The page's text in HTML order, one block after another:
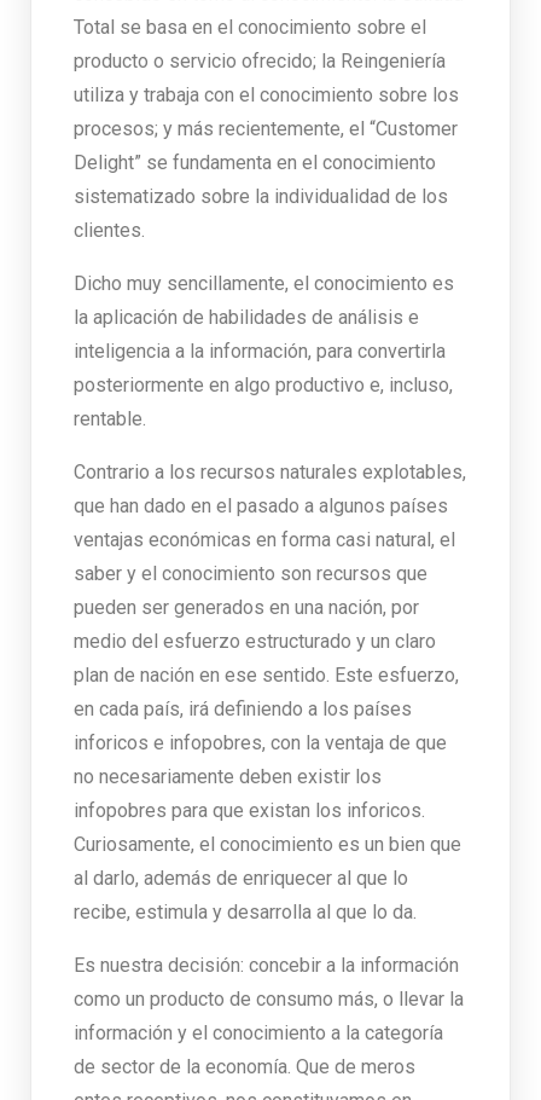
Total se basa en el conocimiento sobre el
producto o servicio ofrecido; la Reingeniería
utiliza y trabaja con el conocimiento sobre los
procesos; y más recientemente, el “Customer
Delight” se fundamenta en el conocimiento
sistematizado sobre la individualidad de los
clientes.
Dicho muy sencillamente, el conocimiento es
la aplicación de habilidades de análisis e
inteligencia a la información, para convertirla
posteriormente en algo productivo e, incluso,
rentable.
Contrario a los recursos naturales explotables,
que han dado en el pasado a algunos países
ventajas económicas en forma casi natural, el
saber y el conocimiento son recursos que
pueden ser generados en una nación, por
medio del esfuerzo estructurado y un claro
plan de nación en ese sentido. Este esfuerzo,
en cada país, irá definiendo a los países
inforicos e infopobres, con la ventaja de que
no necesariamente deben existir los
infopobres para que existan los inforicos.
Curiosamente, el conocimiento es un bien que
al darlo, además de enriquecer al que lo
recibe, estimula y desarrolla al que lo da.
Es nuestra decisión: concebir a la información
como un producto de consumo más, o llevar la
información y el conocimiento a la categoría
de sector de la economía. Que de meros